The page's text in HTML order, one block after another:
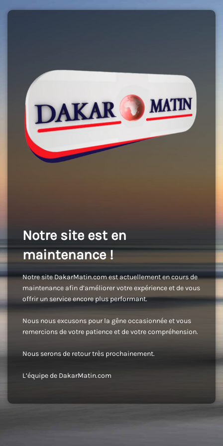
Notre site est en
maintenance !
Notre site DakarMatin.com est actuellement en cours de
maintenance afin d’améliorer votre expérience et de vous
offrir un service encore plus performant.
Nous nous excusons pour la gêne occasionnée et vous
remercions de votre patience et de votre compréhension.
Nous serons de retour très prochainement.
L’équipe de DakarMatin.com